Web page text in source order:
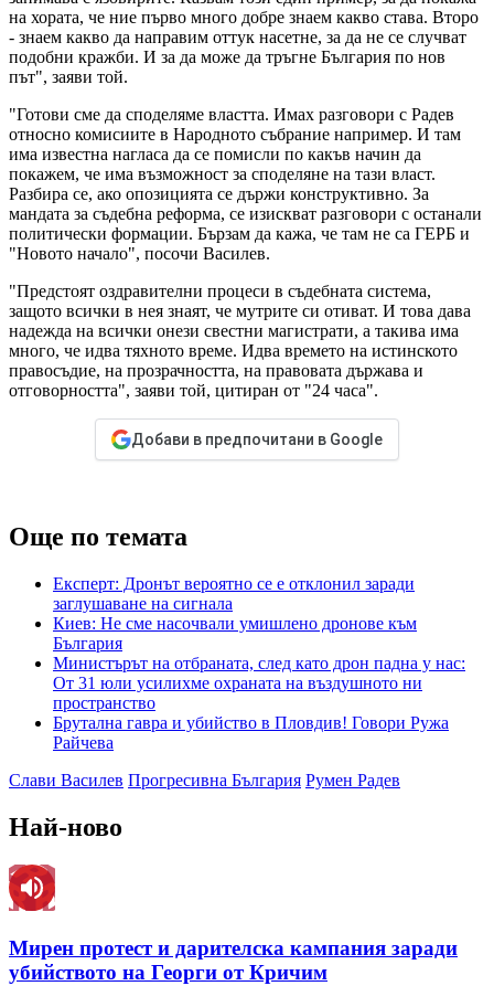
на хората, че ние първо много добре знаем какво става. Второ
- знаем какво да направим оттук насетне, за да не се случват
подобни кражби. И за да може да тръгне България по нов
път", заяви той.
"Готови сме да споделяме властта. Имах разговори с Радев
относно комисиите в Народното събрание например. И там
има известна нагласа да се помисли по какъв начин да
покажем, че има възможност за споделяне на тази власт.
Разбира се, ако опозицията се държи конструктивно. За
мандата за съдебна реформа, се изискват разговори с останали
политически формации. Бързам да кажа, че там не са ГЕРБ и
"Новото начало", посочи Василев.
"Предстоят оздравителни процеси в съдебната система,
защото всички в нея знаят, че мутрите си отиват. И това дава
надежда на всички онези свестни магистрати, а такива има
много, че идва тяхното време. Идва времето на истинското
правосъдие, на прозрачността, на правовата държава и
отговорността", заяви той, цитиран от "24 часа".
Добави в предпочитани в Google
Още по темата
Експерт: Дронът вероятно се е отклонил заради
заглушаване на сигнала
Киев: Не сме насочвали умишлено дронове към
България
Министърът на отбраната, след като дрон падна у нас:
От 31 юли усилихме охраната на въздушното ни
пространство
Брутална гавра и убийство в Пловдив! Говори Ружа
Райчева
Слави Василев Прогресивна България Румен Радев
Най-ново
Мирен протест и дарителска кампания заради
убийството на Георги от Кричим